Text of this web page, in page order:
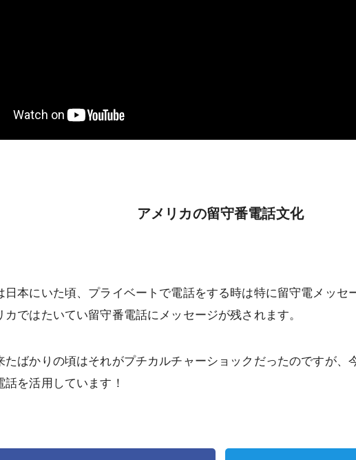
アメリカの留守番電話文化
日本にいた頃、プライベートで電話をする時は特に留守電メッセ
ではたいてい留守番電話にメッセージが残されます。
たばかりの頃はそれがプチカルチャーショックだったのですが、
を活用しています！